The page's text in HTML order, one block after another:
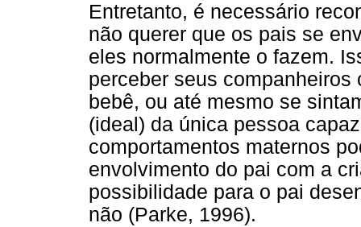
Entretanto, é necessário
não querer que os pais se
eles normalmente o fazem.
perceber seus
bebê, ou até mesmo se
(ideal) da única pessoa
comportamentos maternos
envolvimento do pai com a
possibilidade para o pai
não (Parke, 1996).